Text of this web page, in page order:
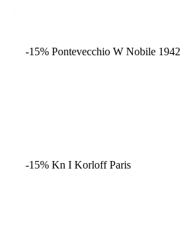
-15% Pontevecchio W Nobile 1942
-15% Kn I Korloff Paris